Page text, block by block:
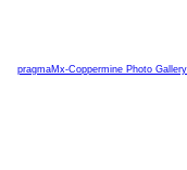
pragmaMx-Coppermine Photo Gallery